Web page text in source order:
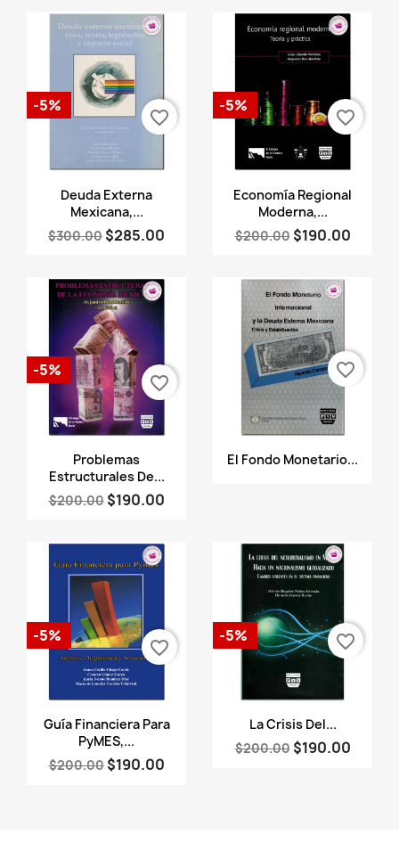
Vista rápida
Deuda Externa
Mexicana,...
$300.00 $285.00
-5%
favorite_border
Vista rápida
Economía Regional
Moderna,...
$200.00 $190.00
-5%
favorite_border
Vista rápida
Problemas
Estructurales De...
$200.00 $190.00
-5%
favorite_border
Vista rápida
El Fondo Monetario...
favorite_border
Vista rápida
Guía Financiera Para
PyMES,...
$200.00 $190.00
-5%
favorite_border
Vista rápida
La Crisis Del...
$200.00 $190.00
-5% favorite_border